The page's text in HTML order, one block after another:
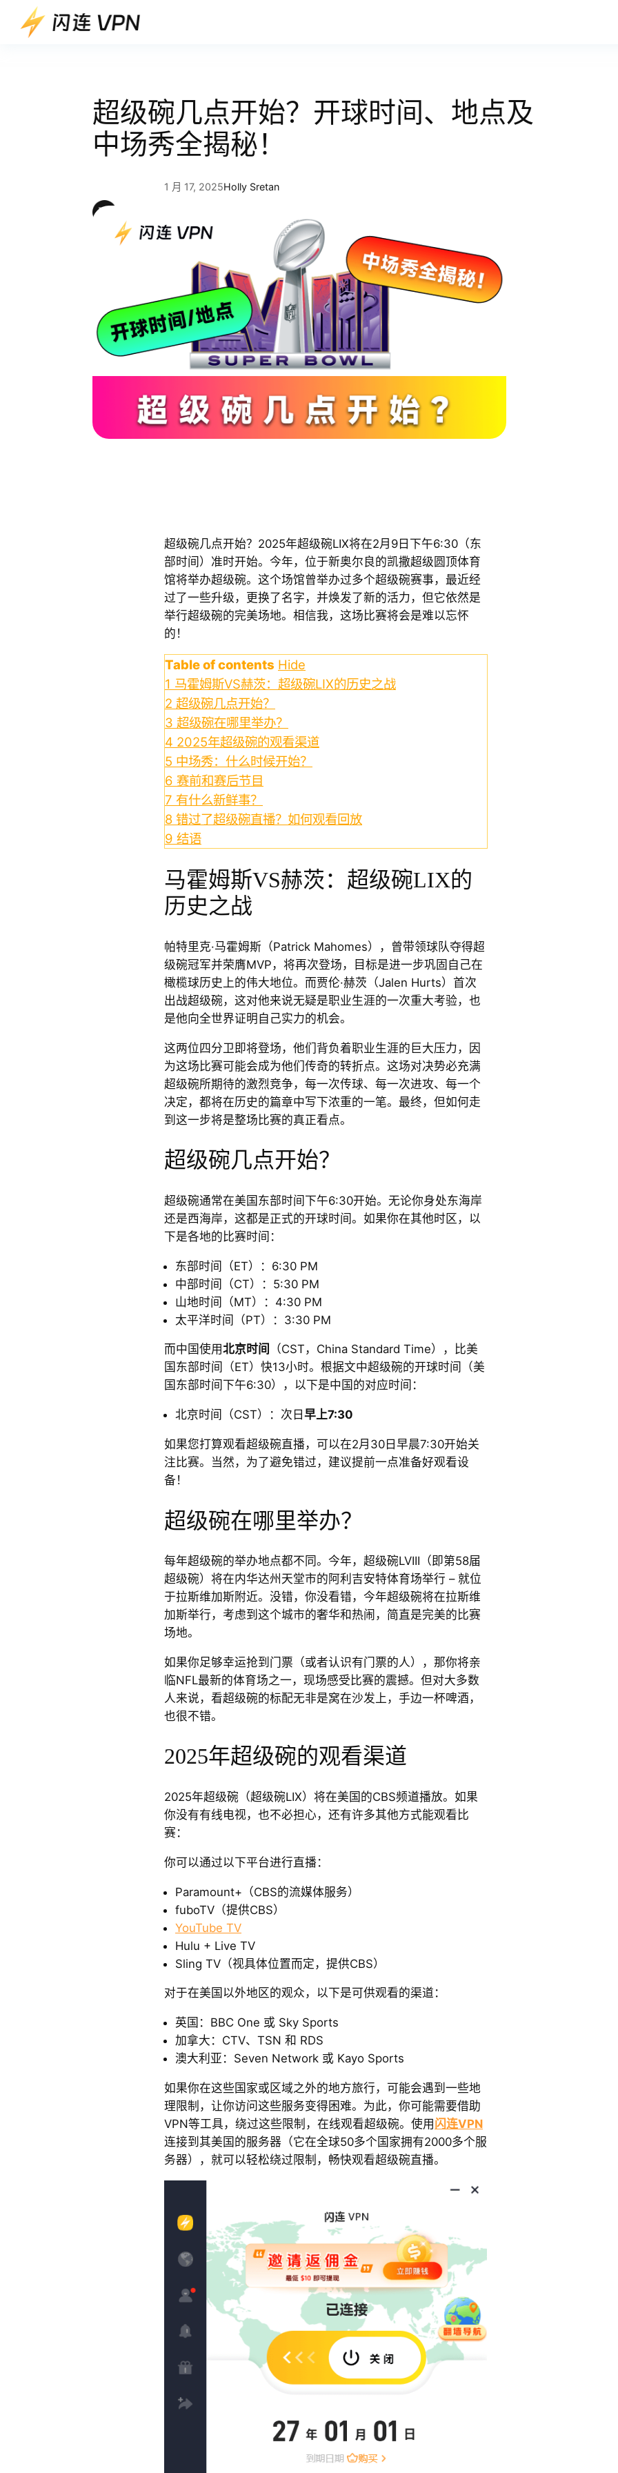
超级碗几点开始？开球时间、地点及
中场秀全揭秘！
1 月 17, 2025Holly Sretan
超级碗几点开始？2025年超级碗LIX将在2月9日下午6:30（东
部时间）准时开始。今年，位于新奥尔良的凯撒超级圆顶体育
馆将举办超级碗。这个场馆曾举办过多个超级碗赛事，最近经
过了一些升级，更换了名字，并焕发了新的活力，但它依然是
举行超级碗的完美场地。相信我，这场比赛将会是难以忘怀
的！
Table of contents Hide
1 马霍姆斯VS赫茨：超级碗LIX的历史之战
2 超级碗几点开始？
3 超级碗在哪里举办？
4 2025年超级碗的观看渠道
5 中场秀：什么时候开始？
6 赛前和赛后节目
7 有什么新鲜事？
8 错过了超级碗直播？如何观看回放
9 结语
马霍姆斯VS赫茨：超级碗LIX的
历史之战
帕特里克·马霍姆斯（Patrick Mahomes），曾带领球队夺得超
级碗冠军并荣膺MVP，将再次登场，目标是进一步巩固自己在
橄榄球历史上的伟大地位。而贾伦·赫茨（Jalen Hurts）首次
出战超级碗，这对他来说无疑是职业生涯的一次重大考验，也
是他向全世界证明自己实力的机会。
这两位四分卫即将登场，他们背负着职业生涯的巨大压力，因
为这场比赛可能会成为他们传奇的转折点。这场对决势必充满
超级碗所期待的激烈竞争，每一次传球、每一次进攻、每一个
决定，都将在历史的篇章中写下浓重的一笔。最终，但如何走
到这一步将是整场比赛的真正看点。
超级碗几点开始？
超级碗通常在美国东部时间下午6:30开始。无论你身处东海岸
还是西海岸，这都是正式的开球时间。如果你在其他时区，以
下是各地的比赛时间：
东部时间（ET）：6:30 PM
中部时间（CT）：5:30 PM
山地时间（MT）：4:30 PM
太平洋时间（PT）：3:30 PM
而中国使用北京时间
（CST，China Standard Time），比美
国东部时间（ET）快13小时。根据文中超级碗的开球时间（美
国东部时间下午6:30），以下是中国的对应时间：
北京时间（CST）：次日 早上7:30
如果您打算观看超级碗直播，可以在2月30日早晨7:30开始关
注比赛。当然，为了避免错过，建议提前一点准备好观看设
备！
超级碗在哪里举办？
每年超级碗的举办地点都不同。今年，超级碗LVIII（即第58届
超级碗）将在内华达州天堂市的阿利吉安特体育场举行 – 就位
于拉斯维加斯附近。没错，你没看错，今年超级碗将在拉斯维
加斯举行，考虑到这个城市的奢华和热闹，简直是完美的比赛
场地。
如果你足够幸运抢到门票（或者认识有门票的人），那你将亲
临NFL最新的体育场之一，现场感受比赛的震撼。但对大多数
人来说，看超级碗的标配无非是窝在沙发上，手边一杯啤酒，
也很不错。
2025年超级碗的观看渠道
2025年超级碗（超级碗LIX）将在美国的CBS频道播放。如果
你没有有线电视，也不必担心，还有许多其他方式能观看比
赛：
你可以通过以下平台进行直播：
Paramount+（CBS的流媒体服务）
fuboTV（提供CBS）
YouTube TV
Hulu + Live TV
Sling TV（视具体位置而定，提供CBS）
对于在美国以外地区的观众，以下是可供观看的渠道：
英国：BBC One 或 Sky Sports
加拿大：CTV、TSN 和 RDS
澳大利亚：Seven Network 或 Kayo Sports
如果你在这些国家或区域之外的地方旅行，可能会遇到一些地
理限制，让你访问这些服务变得困难。为此，你可能需要借助
VPN等工具，绕过这些限制，在线观看超级碗。使用 闪连VPN
连接到其美国的服务器（它在全球50多个国家拥有2000多个服
务器），就可以轻松绕过限制，畅快观看超级碗直播。